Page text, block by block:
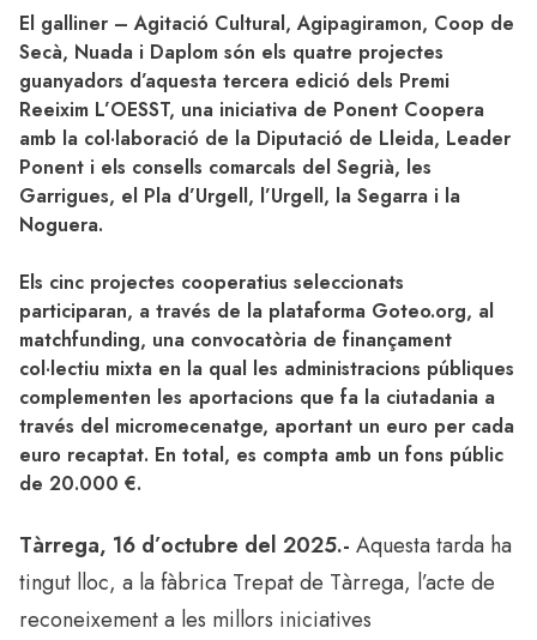
El galliner – Agitació Cultural, Agipagiramon, Coop de
Secà, Nuada i Daplom són els quatre projectes
guanyadors d’aquesta tercera edició dels Premi
Reeixim L’OESST, una iniciativa de Ponent Coopera
amb la col·laboració de la Diputació de Lleida, Leader
Ponent i els consells comarcals del Segrià, les
Garrigues, el Pla d’Urgell, l’Urgell, la Segarra i la
Noguera.
Els cinc projectes cooperatius seleccionats
participaran, a través de la plataforma Goteo.org, al
matchfunding, una convocatòria de finançament
col·lectiu mixta en la qual les administracions públiques
complementen les aportacions que fa la ciutadania a
través del micromecenatge, aportant un euro per cada
euro recaptat. En total, es compta amb un fons públic
de 20.000 €.
Tàrrega, 16 d’octubre del 2025.- Aquesta tarda ha
tingut lloc, a la fàbrica Trepat de Tàrrega, l’acte de
reconeixement a les millors iniciatives